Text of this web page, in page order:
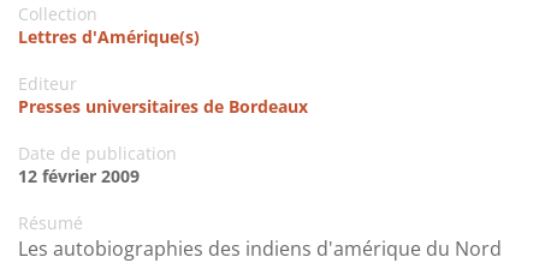
Collection
Lettres d'Amérique(s)
Editeur
Presses universitaires de Bordeaux
Date de publication
12 février 2009
Résumé
Les autobiographies des indiens d'amérique du Nord